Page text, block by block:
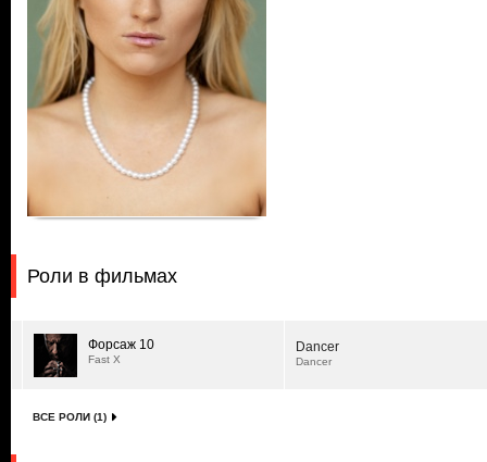
Роли в фильмах
Форсаж 10
Fast X
Dancer
Dancer
ВСЕ РОЛИ (1)